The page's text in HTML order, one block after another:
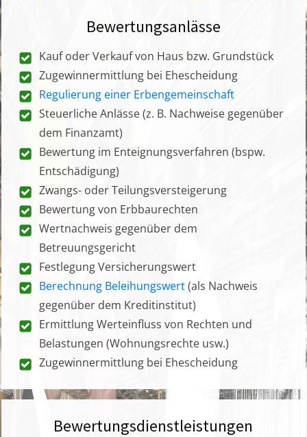
Bewertungsanlässe
Kauf oder Verkauf von Haus bzw. Grundstück
Zugewinnermittlung bei Ehescheidung
Regulierung einer Erbengemeinschaft
Steuerliche Anlässe (z. B. Nachweise gegenüber
dem Finanzamt)
Bewertung im Enteignungsverfahren (bspw.
Entschädigung)
Zwangs- oder Teilungsversteigerung
Bewertung von Erbbaurechten
Wertnachweis gegenüber dem
Betreuungsgericht
Festlegung Versicherungswert
Berechnung Beleihungswert(als Nachweis
gegenüber dem Kreditinstitut)
Ermittlung Werteinfluss von Rechten und
Belastungen (Wohnungsrechte usw.)
Zugewinnermittlung bei Ehescheidung
Bewertungsdienstleistungen